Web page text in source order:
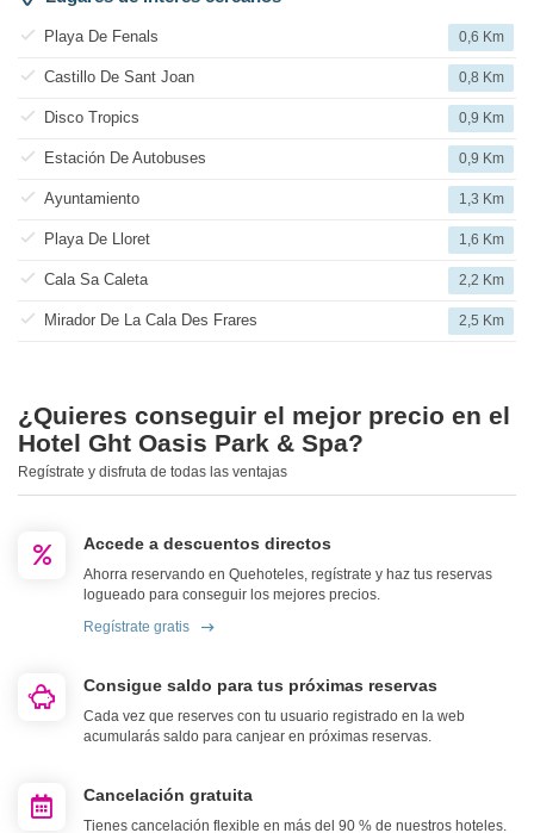
Playa De Fenals 0,6 Km
Castillo De Sant Joan 0,8 Km
Disco Tropics 0,9 Km
Estación De Autobuses 0,9 Km
Ayuntamiento 1,3 Km
Playa De Lloret 1,6 Km
Cala Sa Caleta 2,2 Km
Mirador De La Cala Des Frares 2,5 Km
¿Quieres conseguir el mejor precio en el
Hotel Ght Oasis Park & Spa?
Regístrate y disfruta de todas las ventajas
Accede a descuentos directos
Ahorra reservando en Quehoteles, regístrate y haz tus reservas
logueado para conseguir los mejores precios.
Regístrate gratis
Consigue saldo para tus próximas reservas
Cada vez que reserves con tu usuario registrado en la web
acumularás saldo para canjear en próximas reservas.
Cancelación gratuita
Tienes cancelación flexible en más del 90 % de nuestros hoteles.